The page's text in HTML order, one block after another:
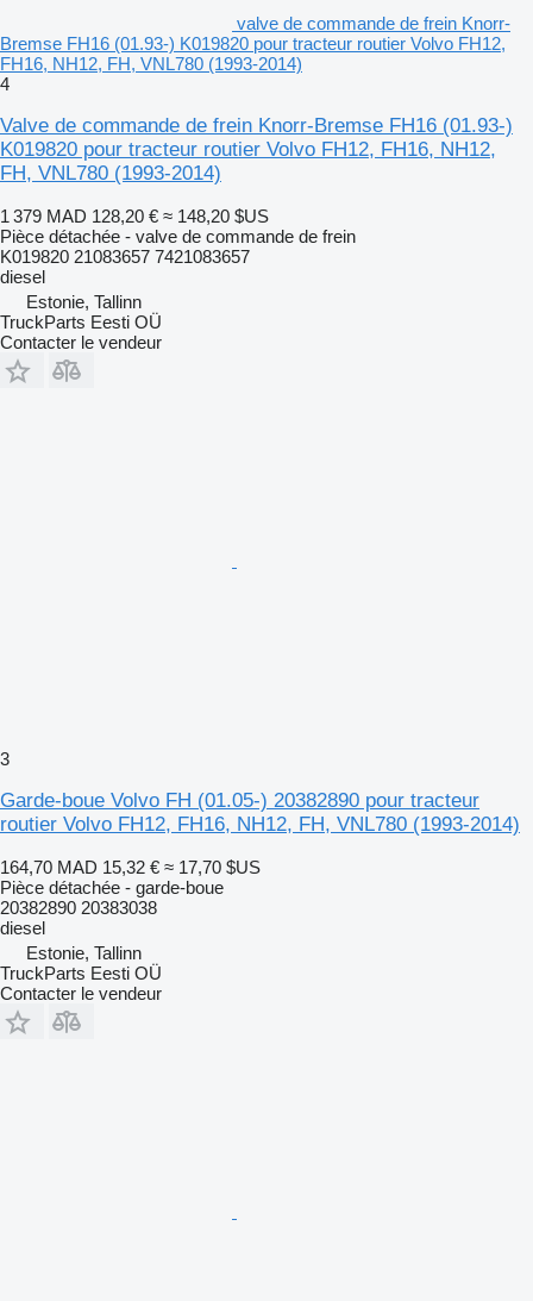
valve de commande de frein Knorr-
Bremse FH16 (01.93-) K019820 pour tracteur routier Volvo FH12,
FH16, NH12, FH, VNL780 (1993-2014)
4
Valve de commande de frein Knorr-Bremse FH16 (01.93-)
K019820 pour tracteur routier Volvo FH12, FH16, NH12,
FH, VNL780 (1993-2014)
1 379 MAD 128,20 € ≈ 148,20 $US
Pièce détachée - valve de commande de frein
K019820 21083657 7421083657
diesel
Estonie, Tallinn
TruckParts Eesti OÜ
Contacter le vendeur
3
Garde-boue Volvo FH (01.05-) 20382890 pour tracteur
routier Volvo FH12, FH16, NH12, FH, VNL780 (1993-2014)
164,70 MAD 15,32 € ≈ 17,70 $US
Pièce détachée - garde-boue
20382890 20383038
diesel
Estonie, Tallinn
TruckParts Eesti OÜ
Contacter le vendeur